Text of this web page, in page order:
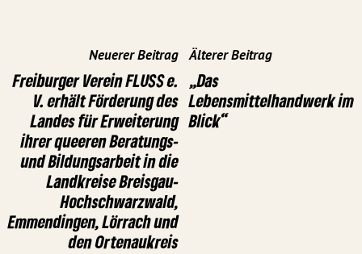
Neuerer Beitrag
Freiburger Verein FLUSS e.
V. erhält Förderung des
Landes für Erweiterung
ihrer queeren Beratungs-
und Bildungsarbeit in die
Landkreise Breisgau-
Hochschwarzwald,
Emmendingen, Lörrach und
den Ortenaukreis
Älterer Beitrag
„Das
Lebensmittelhandwerk im
Blick“